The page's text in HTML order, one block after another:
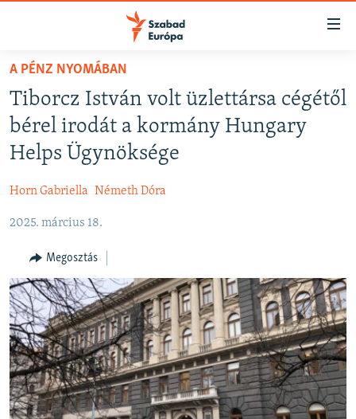
Akadálymentes
Ugrás
oldalra
Ugrás
tartalomjegyzékre
NAPIRENDEN
AKTUÁLIS
PODCASTOK
ELEMZŐ
NER15
SZABADON
TÁRSADALOM
DEMOKRÁCIA
A PÉNZ NYOMÁBAN
EURÓPAI UNIÓ
VILÁG
A PÉNZ NYOMÁBAN
Tiborcz István volt üzlettársa cégétől
bérel irodát a kormány Hungary
Helps Ügynöksége
Horn Gabriella Németh Dóra
2025. március 18.
Megosztás
FELIRATKOZÁS
Spotify